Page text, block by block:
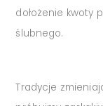
dołożenie kwoty
ślubnego.
Tradycje